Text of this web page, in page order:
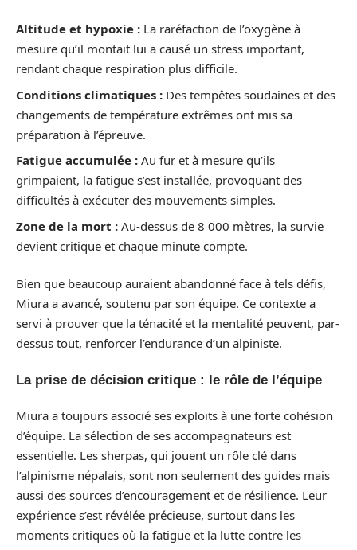
Altitude et hypoxie : La raréfaction de l’oxygène à
mesure qu’il montait lui a causé un stress important,
rendant chaque respiration plus difficile.
Conditions climatiques : Des tempêtes soudaines et des
changements de température extrêmes ont mis sa
préparation à l’épreuve.
Fatigue accumulée : Au fur et à mesure qu’ils
grimpaient, la fatigue s’est installée, provoquant des
difficultés à exécuter des mouvements simples.
Zone de la mort : Au-dessus de 8 000 mètres, la survie
devient critique et chaque minute compte.
Bien que beaucoup auraient abandonné face à tels défis,
Miura a avancé, soutenu par son équipe. Ce contexte a
servi à prouver que la ténacité et la mentalité peuvent, par-
dessus tout, renforcer l’endurance d’un alpiniste.
La prise de décision critique : le rôle de l’équipe
Miura a toujours associé ses exploits à une forte cohésion
d’équipe. La sélection de ses accompagnateurs est
essentielle. Les sherpas, qui jouent un rôle clé dans
l’alpinisme népalais, sont non seulement des guides mais
aussi des sources d’encouragement et de résilience. Leur
expérience s’est révélée précieuse, surtout dans les
moments critiques où la fatigue et la lutte contre les